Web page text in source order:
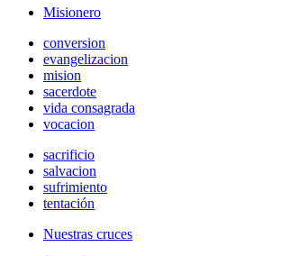
Misionero
conversion
evangelizacion
mision
sacerdote
vida consagrada
vocacion
sacrificio
salvacion
sufrimiento
tentación
Nuestras cruces